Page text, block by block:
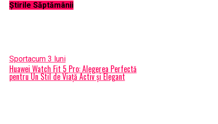
Știrile Săptămânii
Sportacum 3 luni
Huawei Watch Fit 5 Pro: Alegerea Perfectă
pentru Un Stil de Viață Activ și Elegant